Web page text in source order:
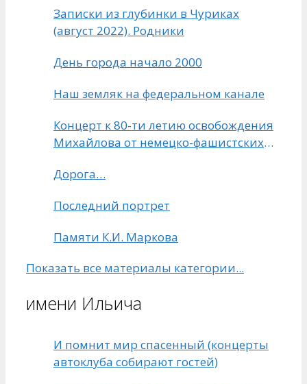
ноября 2022
Записки из глубинки в Чуриках
(август 2022). Родники
День города начало 2000
Наш земляк на федеральном канале
Концерт к 80-ти летию освобождения
Михайлова от немецко-фашистских
Дорога…
Последний портрет
Памяти К.И. Маркова
Показать все материалы категории...
имени Ильича
И помнит мир спасенный (концерты
автоклуба собирают гостей)